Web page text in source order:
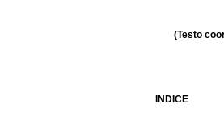
(Testo
INDICE